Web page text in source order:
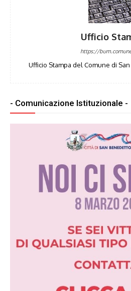
Ufficio
https://
Ufficio Stampa del Comune di
- Comunicazione Istituzionale -